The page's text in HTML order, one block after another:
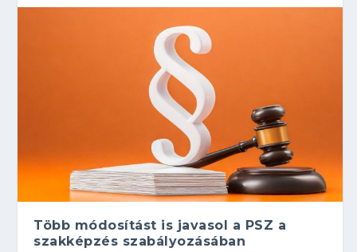
Több módosítást is javasol a PSZ a
szakképzés szabályozásában